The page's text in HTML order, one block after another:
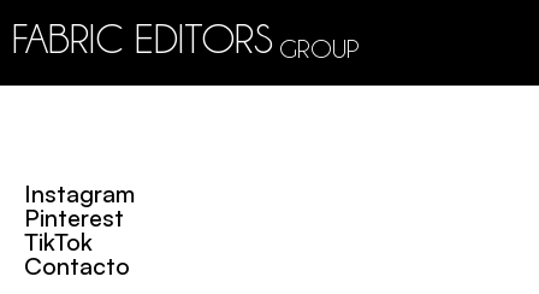
FABRIC EDITORS GROUP
Instagram
Pinterest
TikTok
Contacto